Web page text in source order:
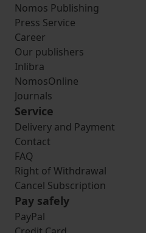
Nomos Publishing
Press Service
Career
Our publishers
Inlibra
NomosOnline
Journals
Service
Delivery and Payment
Contact
FAQ
Right of Withdrawal
Cancel Subscription
Pay safely
PayPal